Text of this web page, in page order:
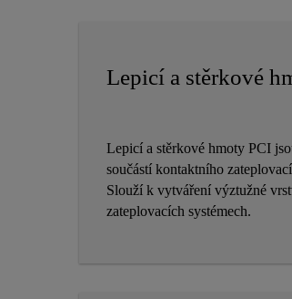
Lepicí a stěrkové
Lepicí a stěrkové hmoty PCI
součástí kontaktního
Slouží k vytváření výztužné
zateplovacích systémech.